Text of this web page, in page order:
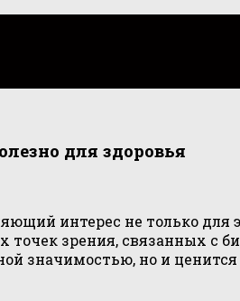
для здоровья
интерес не только для
зрения, связанных с
значимостью, но и